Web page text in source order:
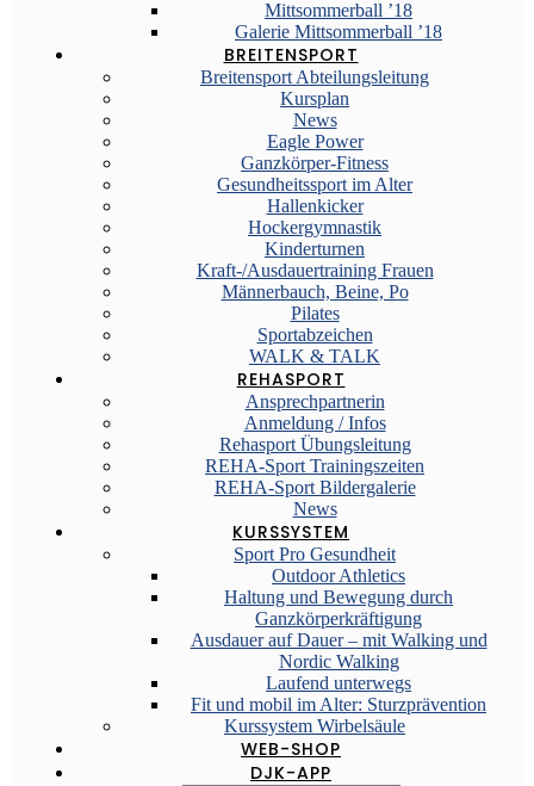
Mittsommerball ’18
Galerie Mittsommerball ’18
BREITENSPORT
Breitensport Abteilungsleitung
Kursplan
News
Eagle Power
Ganzkörper-Fitness
Gesundheitssport im Alter
Hallenkicker
Hockergymnastik
Kinderturnen
Kraft-/Ausdauertraining Frauen
Männerbauch, Beine, Po
Pilates
Sportabzeichen
WALK & TALK
REHASPORT
Ansprechpartnerin
Anmeldung / Infos
Rehasport Übungsleitung
REHA-Sport Trainingszeiten
REHA-Sport Bildergalerie
News
KURSSYSTEM
Sport Pro Gesundheit
Outdoor Athletics
Haltung und Bewegung durch
Ganzkörperkräftigung
Ausdauer auf Dauer – mit Walking und
Nordic Walking
Laufend unterwegs
Fit und mobil im Alter: Sturzprävention
Kurssystem Wirbelsäule
WEB-SHOP
DJK-APP